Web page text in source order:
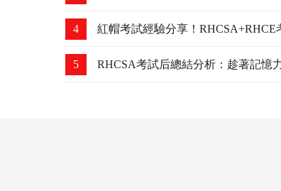
4 紅帽考試經驗分享！RHCSA+RHCE
5 RHCSA考試后總結分析：趁著記憶